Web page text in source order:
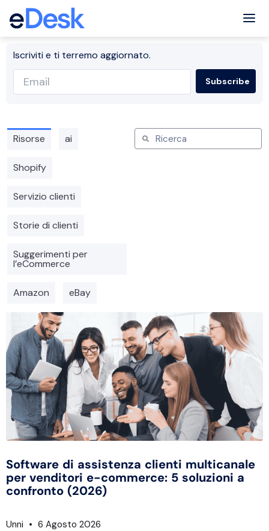
Iscriviti e ti terremo aggiornato.
Risorse ai
Shopify
Servizio clienti
Storie di clienti
Suggerimenti per
l’eCommerce
Amazon eBay
Software di assistenza clienti multicanale
per venditori e-commerce: 5 soluzioni a
confronto (2026)
Unni 6 Agosto 2026